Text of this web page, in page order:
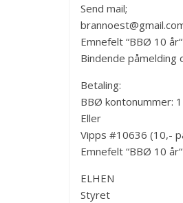
Send mail;
Emnefelt “BBØ 10 år“
Bindende påmelding
Betaling:
BBØ kontonummer:
Eller
Vipps #10636 (10,-
Emnefelt “BBØ 10 år“
ELHEN
Styret